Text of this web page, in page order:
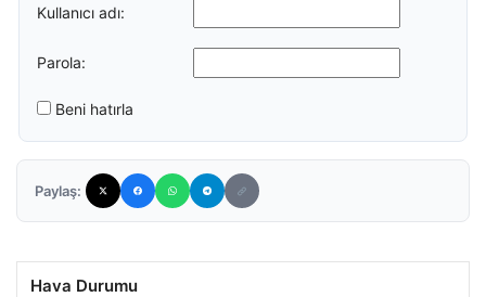
Kullanıcı adı:
Parola:
Beni hatırla
Paylaş:
Hava Durumu